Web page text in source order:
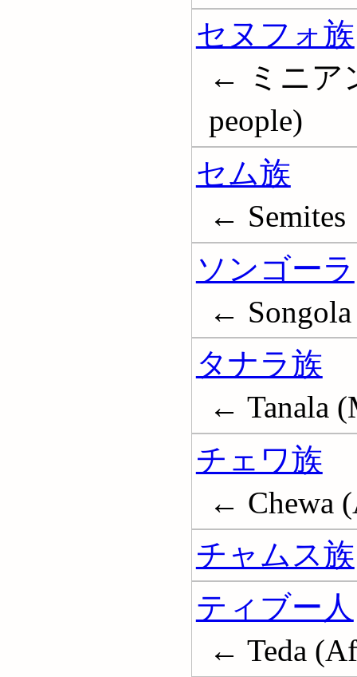
セヌフォ族
← ミニア
people)
セム族
← Semites
ソンゴーラ
←
タナラ族
← Tanala
チェワ族
← Chewa
チャムス族
ティブー人
← Teda